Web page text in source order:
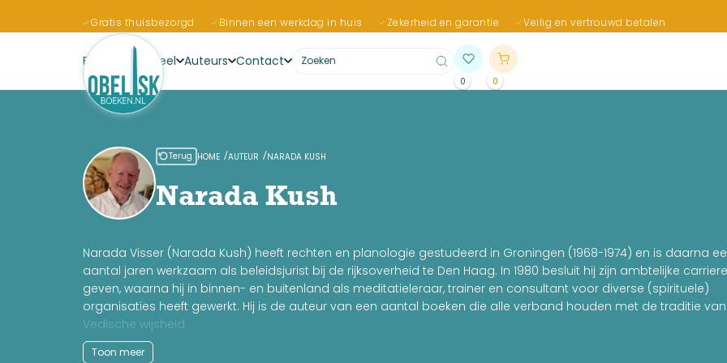
Gratis thuisbezorgd Binnen een werkdag in huis Zekerheid en garantie Veilig en vertrouwd betalen
Boeken Actueel Auteurs Contact
0 0
Terug HOME AUTEUR NARADA KUSH
Narada Kush
Narada Visser (Narada Kush) heeft rechten en planologie gestudeerd in Groningen (1968-1974) en is daarna
aantal jaren werkzaam als beleidsjurist bij de rijksoverheid te Den Haag. In 1980 besluit hij zijn ambtelijke
geven, waarna hij in binnen- en buitenland als meditatieleraar, trainer en consultant voor diverse (spirituele)
organisaties heeft gewerkt. Hij is de auteur van een aantal boeken die alle verband houden met de traditie van
Vedische wijsheid.
In 1984 benoemt Maharishi Mahesh Yogi hem tot Chief-Minister of Information & Inspiration van het Europese
Toon meer